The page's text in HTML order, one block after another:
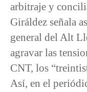
arbitraje y
Giráldez señala
general del Alt
agravar las
CNT, los
Así, en el